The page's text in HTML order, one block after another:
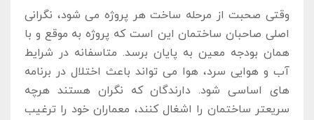
وقتی صحبت از مرحله ساخت هر پروژه می شود، نگرانی
اصلی صاحبان ساختمان این است که پروژه به موقع و با
همان بودجه معین به پایان برسد. متاسفانه در شرایط
آب ‌و هوایی سرد، هوا می ‌تواند باعث اختلال در برنامه
‌های اساسی شود. دارندگان که نگران هستند هرچه
سریعتر ساختمان را اشغال کنند، معماران خود را ترغیب